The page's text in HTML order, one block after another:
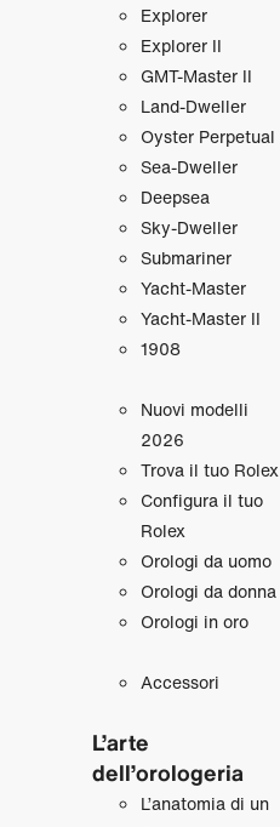
Explorer
Explorer II
GMT‑Master II
Land‑Dweller
Oyster Perpetual
Sea‑Dweller
Deepsea
Sky‑Dweller
Submariner
Yacht‑Master
Yacht‑Master II
1908
Nuovi modelli
2026
Trova il tuo Rolex
Configura il tuo
Rolex
Orologi da uomo
Orologi da donna
Orologi in oro
Accessori
L’arte
dell’orologeria
L’anatomia di un